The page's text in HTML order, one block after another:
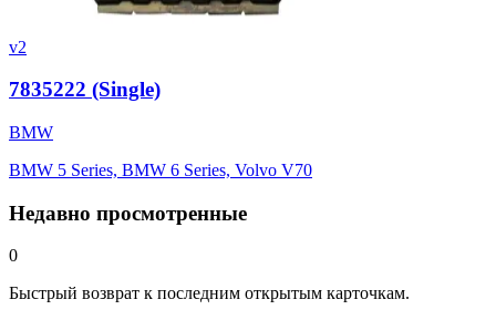
v2
7835222 (Single)
BMW
BMW 5 Series, BMW 6 Series, Volvo V70
Недавно просмотренные
0
Быстрый возврат к последним открытым карточкам.